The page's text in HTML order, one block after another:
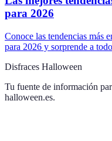
para 2026
Conoce las tendencias más
para 2026 y sorprende a
Disfraces Halloween
Tu fuente de información
halloween.es.